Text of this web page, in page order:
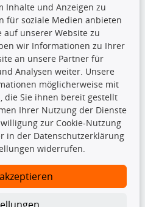
Inhalte und Anzeigen zu
für soziale Medien anbieten
unserer Website zu
wir Informationen zu Ihrer
an unsere Partner für
Analysen weiter. Unsere
möglicherweise mit
die Sie ihnen bereit gestellt
Ihrer Nutzung der Dienste
zur Cookie-Nutzung
in der Datenschutzerklärung
widerrufen.